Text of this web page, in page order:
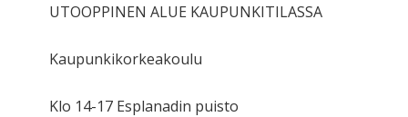
UTOOPPINEN ALUE KAUPUNKITILASSA
Kaupunkikorkeakoulu
Klo 14-17 Esplanadin puisto